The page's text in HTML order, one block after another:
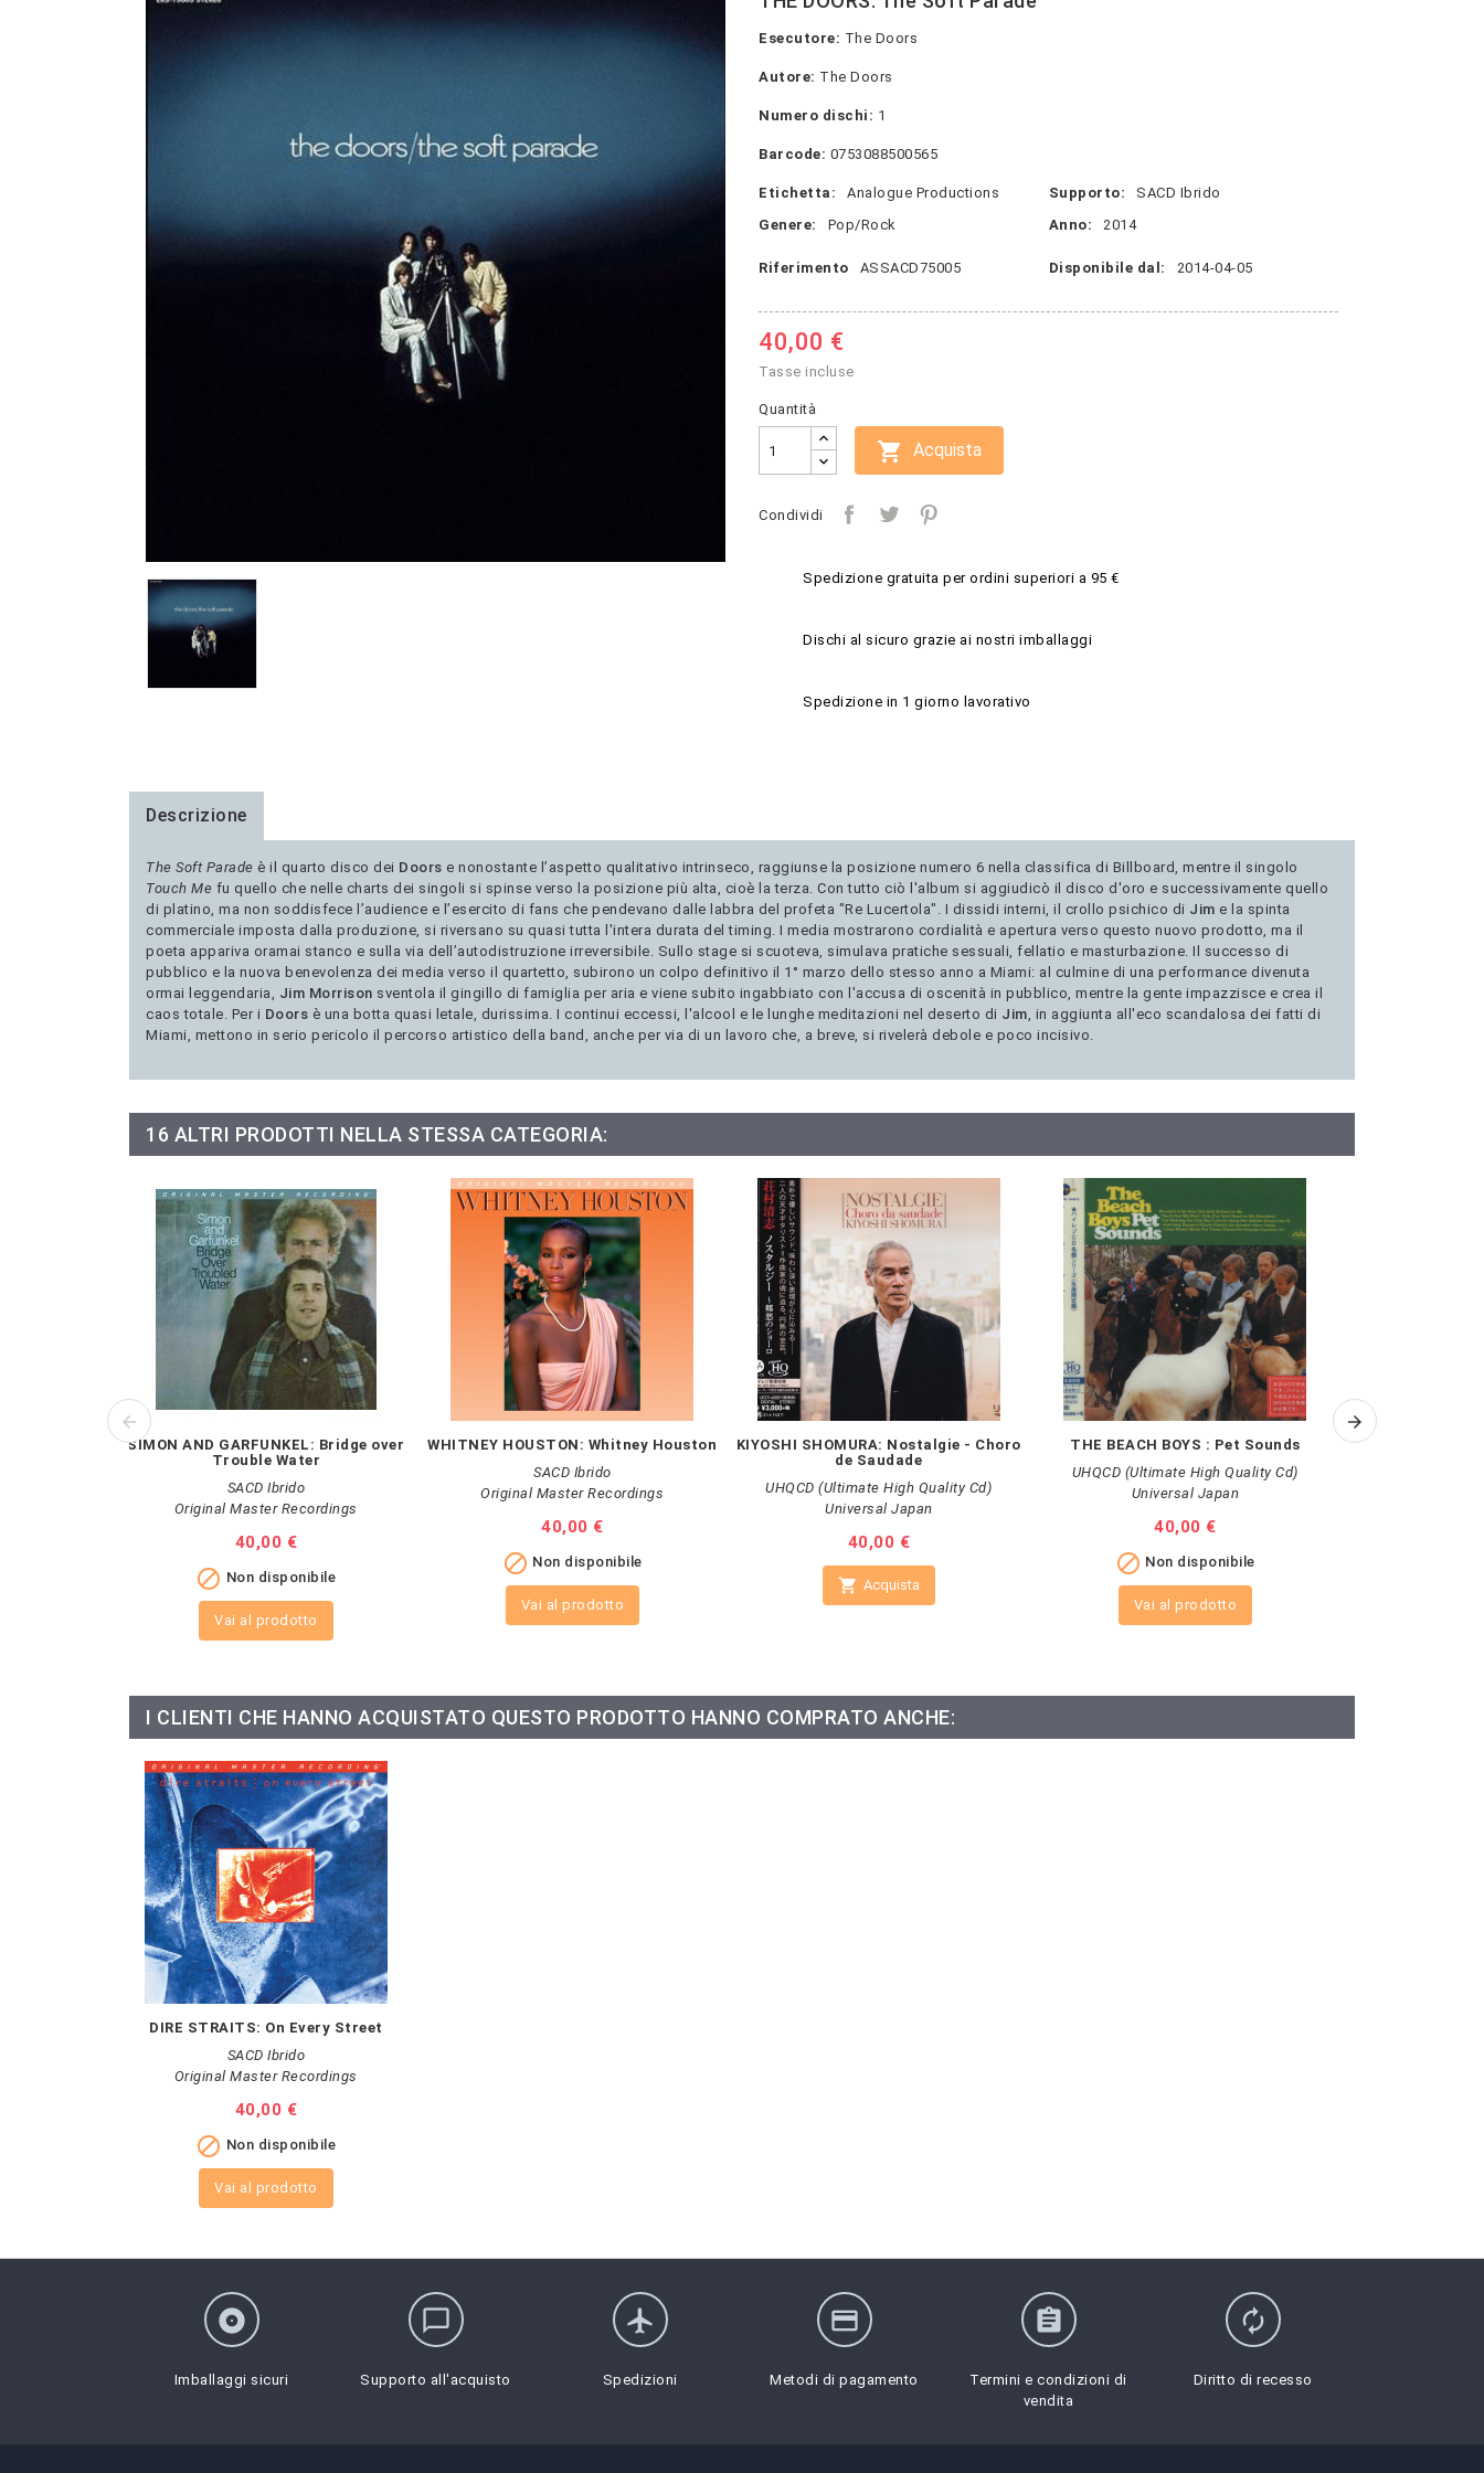
Esecutore: The Doors
Autore: The Doors
Numero dischi: 1
Barcode: 0753088500565
Etichetta: Analogue Productions Supporto:
SACD Ibrido
Genere:
Pop/Rock Anno: 2014
Riferimento ASSACD75005 Disponibile dal: 2014-04-05
40,00 €
Tasse incluse
Quantità
 Acquista
Condividi
Spedizione gratuita per ordini superiori a 95 €
Dischi al sicuro grazie ai nostri imballaggi
Spedizione in 1 giorno lavorativo
Descrizione
The Soft Parade è il quarto disco dei Doors e nonostante l’aspetto qualitativo intrinseco, raggiunse la posizione numero 6 nella classifica di Billboard, mentre il singolo
Touch Me fu quello che nelle charts dei singoli si spinse verso la posizione più alta, cioè la terza. Con tutto ciò l'album si aggiudicò il disco d'oro e successivamente quello
di platino, ma non soddisfece l’audience e l’esercito di fans che pendevano dalle labbra del profeta "Re Lucertola". I dissidi interni, il crollo psichico di Jim e la spinta
commerciale imposta dalla produzione, si riversano su quasi tutta l'intera durata del timing. I media mostrarono cordialità e apertura verso questo nuovo prodotto, ma il
poeta appariva oramai stanco e sulla via dell’autodistruzione irreversibile. Sullo stage si scuoteva, simulava pratiche sessuali, fellatio e masturbazione. Il successo di
pubblico e la nuova benevolenza dei media verso il quartetto, subirono un colpo definitivo il 1° marzo dello stesso anno a Miami: al culmine di una performance divenuta
ormai leggendaria, Jim Morrison sventola il gingillo di famiglia per aria e viene subito ingabbiato con l'accusa di oscenità in pubblico, mentre la gente impazzisce e crea il
caos totale. Per i Doors è una botta quasi letale, durissima. I continui eccessi, l'alcool e le lunghe meditazioni nel deserto di Jim, in aggiunta all'eco scandalosa dei fatti di
Miami, mettono in serio pericolo il percorso artistico della band, anche per via di un lavoro che, a breve, si rivelerà debole e poco incisivo.
16 ALTRI PRODOTTI NELLA STESSA CATEGORIA:
SIMON AND GARFUNKEL: Bridge over
Trouble Water
SACD Ibrido
Original Master Recordings
Prezzo
40,00 €
 Non disponibile
Vai al prodotto
WHITNEY HOUSTON: Whitney Houston
SACD Ibrido
Original Master Recordings
Prezzo
40,00 €
 Non disponibile
Vai al prodotto
KIYOSHI SHOMURA: Nostalgie - Choro
de Saudade
UHQCD (Ultimate High Quality Cd)
Universal Japan
Prezzo
40,00 €
 Acquista
THE BEACH BOYS : Pet Sounds
UHQCD (Ultimate High Quality Cd)
Universal Japan
Prezzo
40,00 €
 Non disponibile
Vai al prodotto
MARIAH
I CLIENTI CHE HANNO ACQUISTATO QUESTO PRODOTTO HANNO COMPRATO ANCHE:
DIRE STRAITS: On Every Street
SACD Ibrido
Original Master Recordings
Prezzo
40,00 €
 Non disponibile
Vai al prodotto
album
Imballaggi sicuri
chat_bubble_outline
Supporto all'acquisto
flight
Spedizioni
credit_card
Metodi di pagamento
assignment
Termini e condizioni di
vendita
autorenew
Diritto di recesso